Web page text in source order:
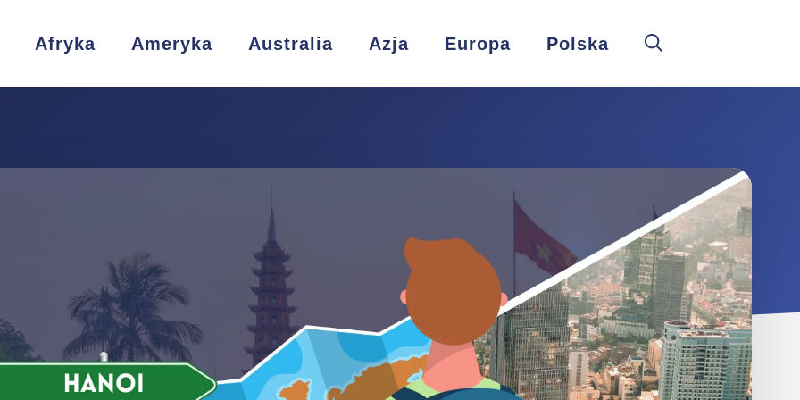
Afryka Ameryka Australia Azja Europa Polska